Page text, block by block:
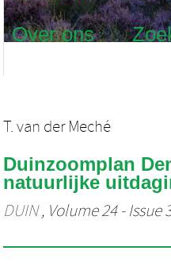
Over ons
T. van der Meché
Duinzoomplan
natuurlijke
DUIN, Volume 24 - Issue